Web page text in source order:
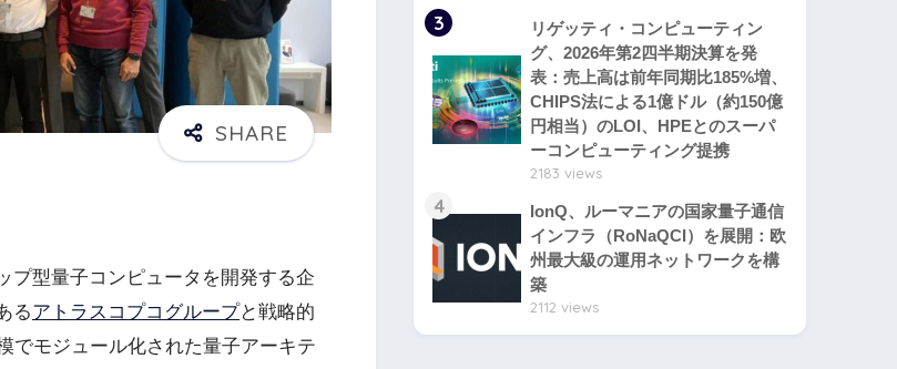
プ型量子コンピュータを開発する企
るアトラスコプコグループと戦略的
でモジュール化された量子アーキテ
3
リゲッティ・コンピューティン
グ、2026年第2四半期決算を発
表：売上高は前年同期比185%増、
CHIPS法による1億ドル（約150億
円相当）のLOI、HPEとのスーパ
ーコンピューティング提携
2183 views
4
IonQ、ルーマニアの国家量子通信
インフラ（RoNaQCI）を展開：欧
州最大級の運用ネットワークを構
築
2112 views